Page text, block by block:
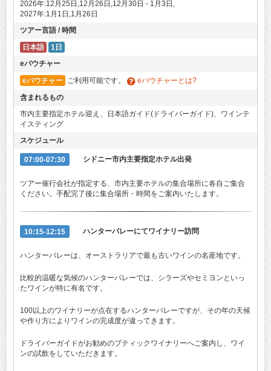
2026年:12月25日,12月26日,12月30日 - 1月3日,
2027年:1月1日,1月26日
ツアー言語 / 時間
日本語
1日
eバウチャー
eバウチャー ご利用可能です。
eバウチャーとは?
含まれるもの
市内主要指定ホテル迎え、日本語ガイド(ドライバーガイド)、ワインテ
イスティング
スケジュール
07:00-07:30 シドニー市内主要指定ホテル出発
ツアー催行会社が指定する、市内主要ホテルの集合場所に各自ご集合
ください。手配完了後に集合場所・時間をご案内いたします。
10:15-12:15 ハンターバレーにてワイナリー訪問
ハンターバレーは、オーストラリアで最も古いワインの名産地です。
比較的温暖な気候のハンターバレーでは、シラーズやセミヨンといっ
たワインが特に有名です。
100以上のワイナリーが点在するハンターバレーですが、その年の天候
や作り方によりワインの完成度が違ってきます。
ドライバーガイドがお勧めのブティックワイナリーへご案内し、ワイ
ンの試飲をしていただきます。